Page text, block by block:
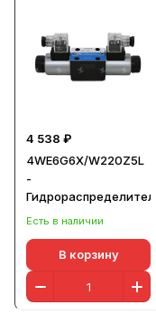
4 538 ₽
4WE6G6X/W220Z5L
-
Гидрораспределитель
Есть в наличии
В корзину